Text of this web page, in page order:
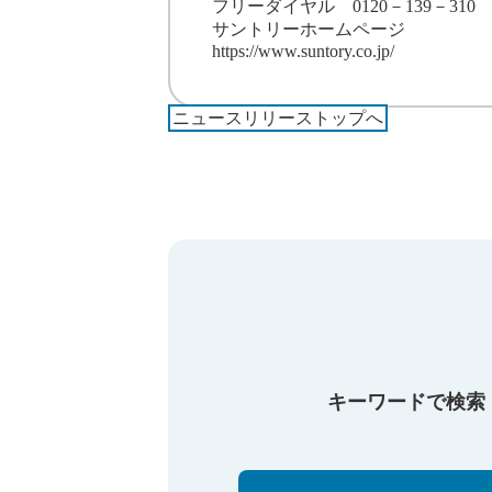
フリーダイヤル 0120－139－310
サントリーホームページ
https://www.suntory.co.jp/
ニュースリリーストップへ
キーワードで検索